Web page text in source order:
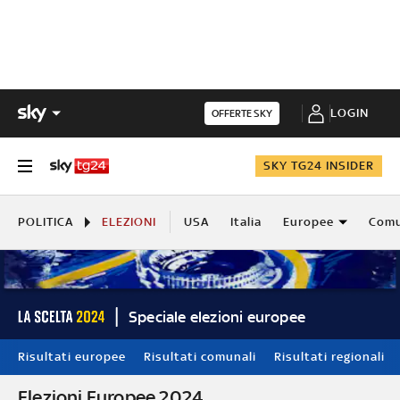
OFFERTE SKY LOGIN
SKY TG24 INSIDER
POLITICA ELEZIONI USA Italia Europee
Speciale elezioni europee
Risultati europee Risultati comunali Risultati regionali